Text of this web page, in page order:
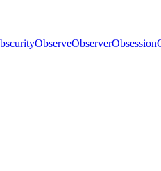
ObserveObserverObsession